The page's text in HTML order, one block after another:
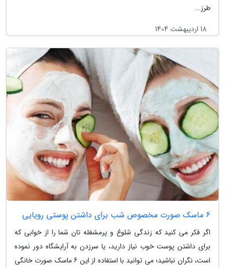
طرز...
18 اردیبهشت 1404
6 ماسک صورت مخصوص شب برای داشتن پوستی رویایی
اگر فکر می کنید که زندگی شلوغ و پرمشغله تان شما را از خوابی که
برای داشتن پوست خوب نیاز دارید، یا سرزدن به آرایشگاه دور نموده
است، نگران نباشید؛ می توانید با استفاده از این 6 ماسک صورت خانگی